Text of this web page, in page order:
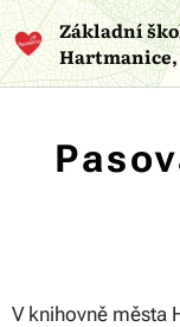
Základní
organizace
V knihovně města